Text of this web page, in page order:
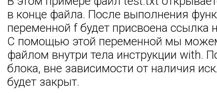
в конце файла. После выполнения
переменной f будет присвоена ссылка
С помощью этой переменной мы
файлом внутри тела инструкции with.
блока, вне зависимости от наличия
будет закрыт.